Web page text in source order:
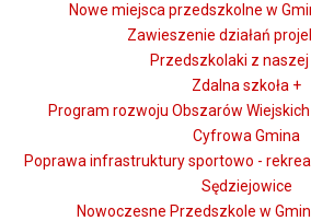
Nowe miejsca przedszkolne w
Zawieszenie działań
Przedszkolaki z naszej
Zdalna szkoła +
Program rozwoju Obszarów
Cyfrowa Gmina
Poprawa infrastruktury sportowo -
Sędziejowice
Nowoczesne Przedszkole w